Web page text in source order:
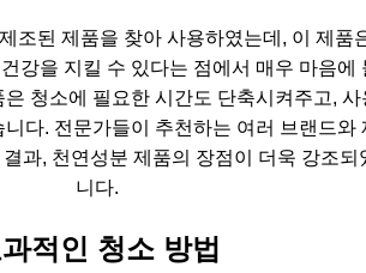
조된 제품을 찾아 사용하였는데, 이 제품
강을 지킬 수 있다는 점에서 매우 마음에
청소에 필요한 시간도 단축시켜주고, 사
다. 전문가들이 추천하는 여러 브랜드와
과, 천연성분 제품의 장점이 더욱 강조되
니다.
적인 청소 방법